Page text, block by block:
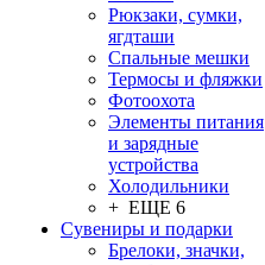
Рюкзаки, сумки,
ягдташи
Спальные мешки
Термосы и фляжки
Фотоохота
Элементы питания
и зарядные
устройства
Холодильники
+ ЕЩЕ 6
Сувениры и подарки
Брелоки, значки,